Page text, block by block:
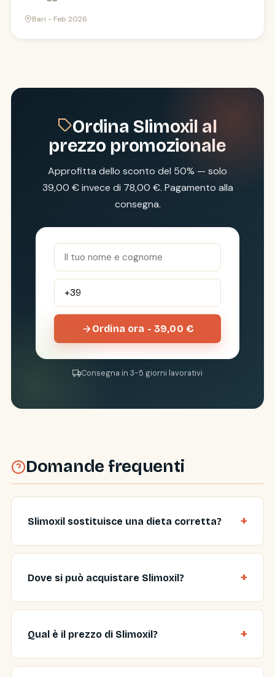
Bari - Feb 2026
Ordina Slimoxil al
prezzo promozionale
Approfitta dello sconto del 50% — solo
39,00 € invece di 78,00 €. Pagamento alla
consegna.
Ordina ora - 39,00 €
Consegna in 3-5 giorni lavorativi
Domande frequenti
Slimoxil sostituisce una dieta corretta?
Dove si può acquistare Slimoxil?
Qual è il prezzo di Slimoxil?